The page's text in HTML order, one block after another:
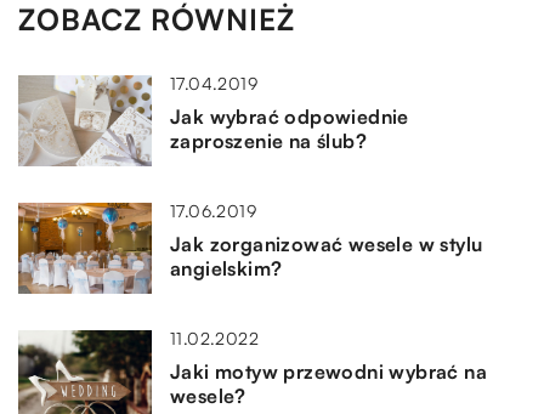
ZOBACZ RÓWNIEŻ
17.04.2019
Jak wybrać odpowiednie
zaproszenie na ślub?
17.06.2019
Jak zorganizować wesele w stylu
angielskim?
11.02.2022
Jaki motyw przewodni wybrać na
wesele?